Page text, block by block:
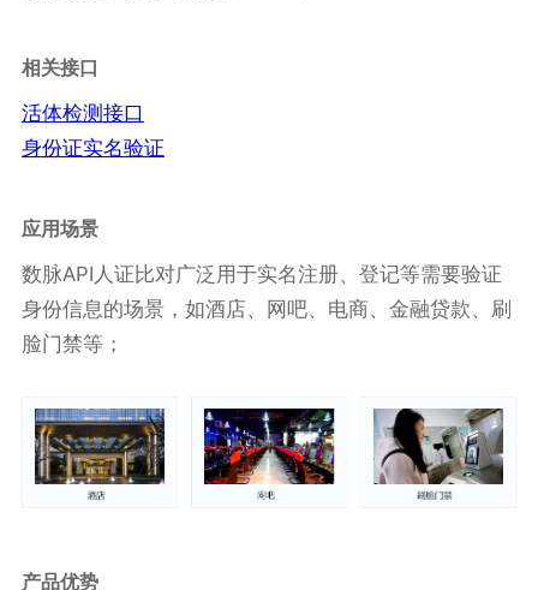
相关接口
活体检测接口
身份证实名验证
应用场景
数脉API人证比对广泛用于实名注册、登记等需要验证
身份信息的场景，如酒店、网吧、电商、金融贷款、刷
脸门禁等；
产品优势